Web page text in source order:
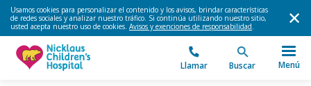
Usamos cookies para personalizar el contenido y los avisos, brindar características
de redes sociales y analizar nuestro tráfico. Si continúa utilizando nuestro sitio,
usted acepta nuestro uso de cookies. Avisos y exenciones de responsabilidad.
Llamar Buscar Menú